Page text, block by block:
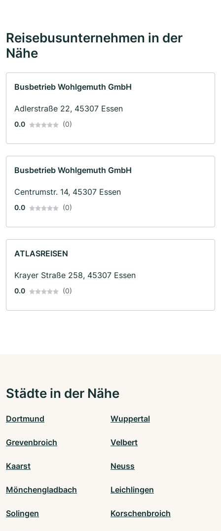
Reisebusunternehmen in der
Nähe
Busbetrieb Wohlgemuth GmbH
Adlerstraße 22, 45307 Essen
0.0 (0)
Busbetrieb Wohlgemuth GmbH
Centrumstr. 14, 45307 Essen
0.0 (0)
ATLASREISEN
Krayer Straße 258, 45307 Essen
0.0 (0)
Städte in der Nähe
Dortmund Wuppertal
Grevenbroich Velbert
Kaarst Neuss
Mönchengladbach Leichlingen
Solingen Korschenbroich